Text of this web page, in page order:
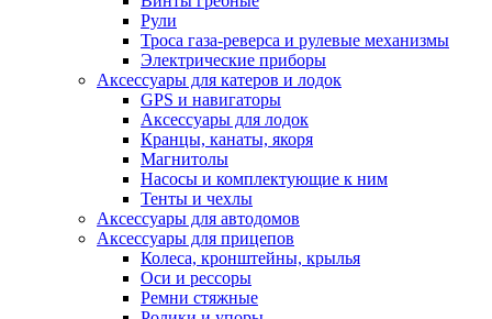
Рули
Троса газа-реверса и рулевые механизмы
Электрические приборы
Аксессуары для катеров и лодок
GPS и навигаторы
Аксессуары для лодок
Кранцы, канаты, якоря
Магнитолы
Насосы и комплектующие к ним
Тенты и чехлы
Аксессуары для автодомов
Аксессуары для прицепов
Колеса, кронштейны, крылья
Оси и рессоры
Ремни стяжные